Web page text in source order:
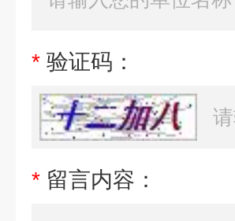
* 验证码：
* 留言内容：